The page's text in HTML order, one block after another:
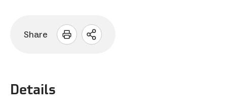
Share
Sharing
Details